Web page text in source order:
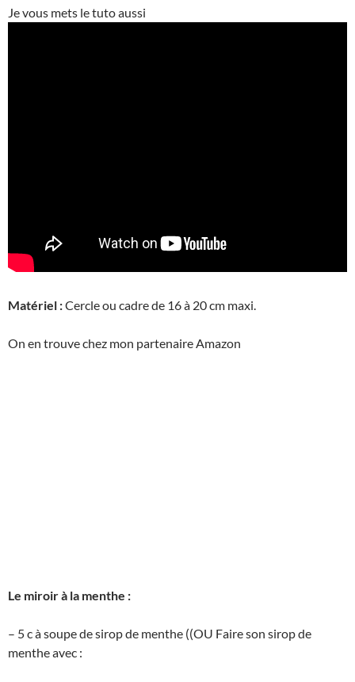
Je vous mets le tuto aussi
Matériel :Cercle ou cadre de 16 à 20 cm maxi.
On en trouve chez mon partenaire Amazon
Le miroir à la menthe :
– 5 c à soupe de sirop de menthe ((OU Faire son sirop de
menthe avec :